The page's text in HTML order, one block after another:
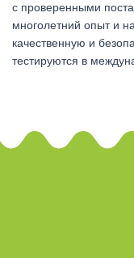
с проверенными
многолетний опыт и
качественную и
тестируются в